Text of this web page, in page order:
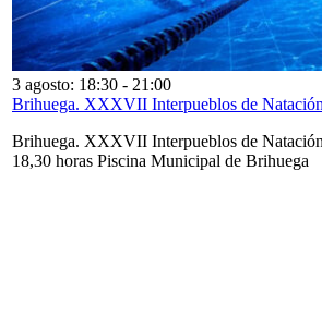
3 agosto: 18:30 - 21:00
Brihuega. XXXVII Interpueblos de Natación
Brihuega. XXXVII Interpueblos de
18,30 horas Piscina Municipal de Brihuega